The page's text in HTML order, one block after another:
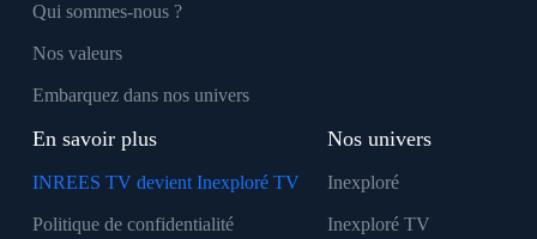
Qui sommes-nous ?
Nos valeurs
Embarquez dans nos univers
En savoir plus
INREES TV devient Inexploré TV
Politique de confidentialité
Nos univers
Inexploré
Inexploré TV